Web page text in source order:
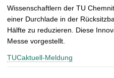
Wissenschaftlern der TU
einer Durchlade in der
Hälfte zu reduzieren. Diese
Messe vorgestellt.
TUCaktuell-Meldung